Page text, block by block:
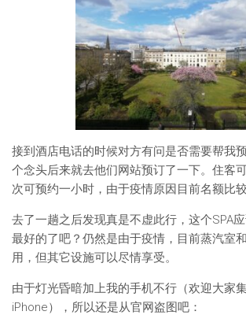
接到酒店电话的时候对方有问是否需要帮我
个念头后来就去他们网站预订了一下。住客
次可预约一小时，由于疫情原因目前名额比较
去了一趟之后发现真是不虚此行，这个SPA
最好的了吧？仍然是由于疫情，目前蒸汽室
用，但其它设施可以尽情享受。
由于灯光昏暗加上我的手机不行（欢迎大家
iPhone），所以还是从官网盗图吧：